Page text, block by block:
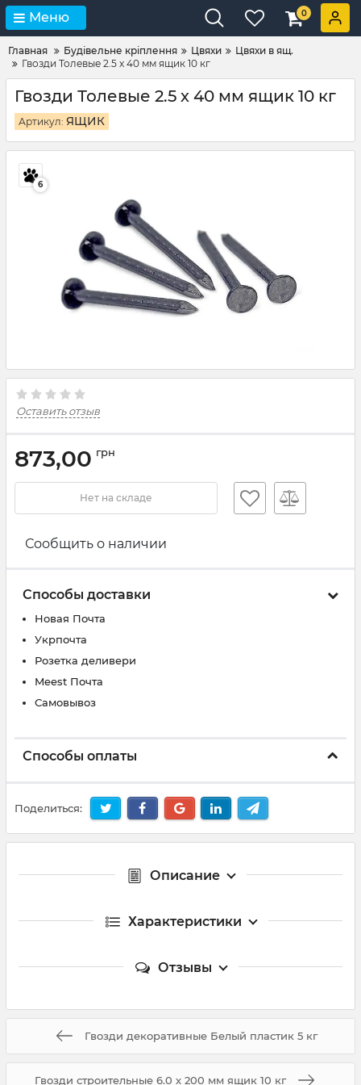
Меню 0
Главная Будівельне кріплення Цвяхи
Цвяхи в ящ.
Гвозди Толевые 2.5 х 40 мм ящик 10 кг
Гвозди Толевые 2.5 х 40 мм ящик 10 кг
Артикул: ЯЩИК
6
Оставить отзыв
873,00 грн
Нет на складе
Сообщить о наличии
Способы доставки
Новая Почта
Укрпочта
Розетка деливери
Meest Почта
Самовывоз
Способы оплаты
Поделиться:
Описание
Характеристики
Отзывы
Гвозди декоративные Белый пластик 5 кг
Гвозди строительные 6.0 х 200 мм ящик 10 кг